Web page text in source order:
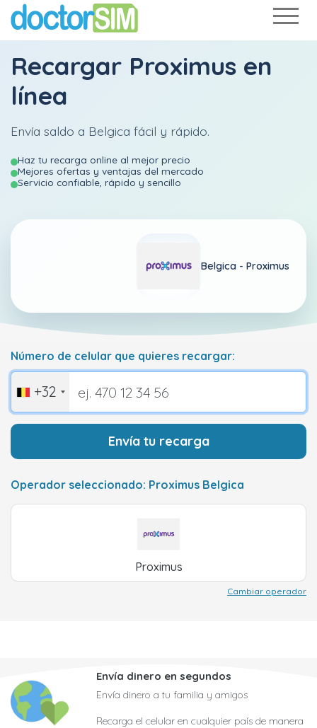
Recargar Proximus en
línea
Envía saldo a Belgica fácil y rápido.
Haz tu recarga online al mejor precio
Mejores ofertas y ventajas del mercado
Servicio confiable, rápido y sencillo
Belgica - Proximus
Número de celular que quieres recargar:
+32
Envía tu recarga
Operador seleccionado: Proximus Belgica
Proximus
Cambiar operador
Envía dinero en segundos
Envía dinero a tu familia y amigos
Recarga el celular en cualquier país de manera